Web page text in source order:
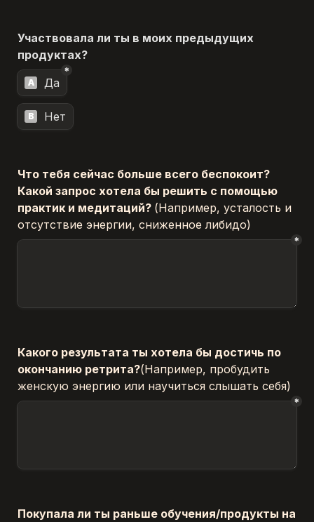
Участвовала ли ты в моих предыдущих
продуктах?
Untitled multiple choice field
A Да
*
B Нет
Что тебя сейчас больше всего беспокоит?
Какой запрос хотела бы решить с помощью
практик и медитаций? (Например, усталость и
отсутствие энергии, сниженное либидо)
*
Какого результата ты хотела бы достичь по
окончанию ретрита?(Например, пробудить
женскую энергию или научиться слышать себя)
*
Покупала ли ты раньше обучения/продукты на